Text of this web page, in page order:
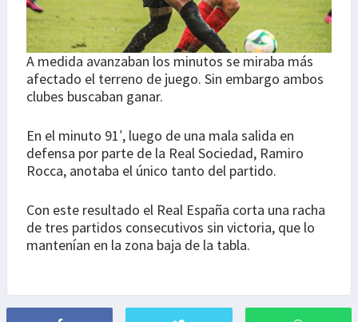
A medida avanzaban los minutos se miraba más
afectado el terreno de juego. Sin embargo ambos
clubes buscaban ganar.
En el minuto 91′, luego de una mala salida en
defensa por parte de la Real Sociedad, Ramiro
Rocca, anotaba el único tanto del partido.
Con este resultado el Real España corta una racha
de tres partidos consecutivos sin victoria, que lo
mantenían en la zona baja de la tabla.